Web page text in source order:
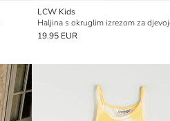
LCW Kids
Haljina s okruglim izrezom za
19.95 EUR